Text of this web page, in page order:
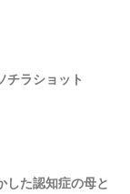
チラショット
した認知症の母と